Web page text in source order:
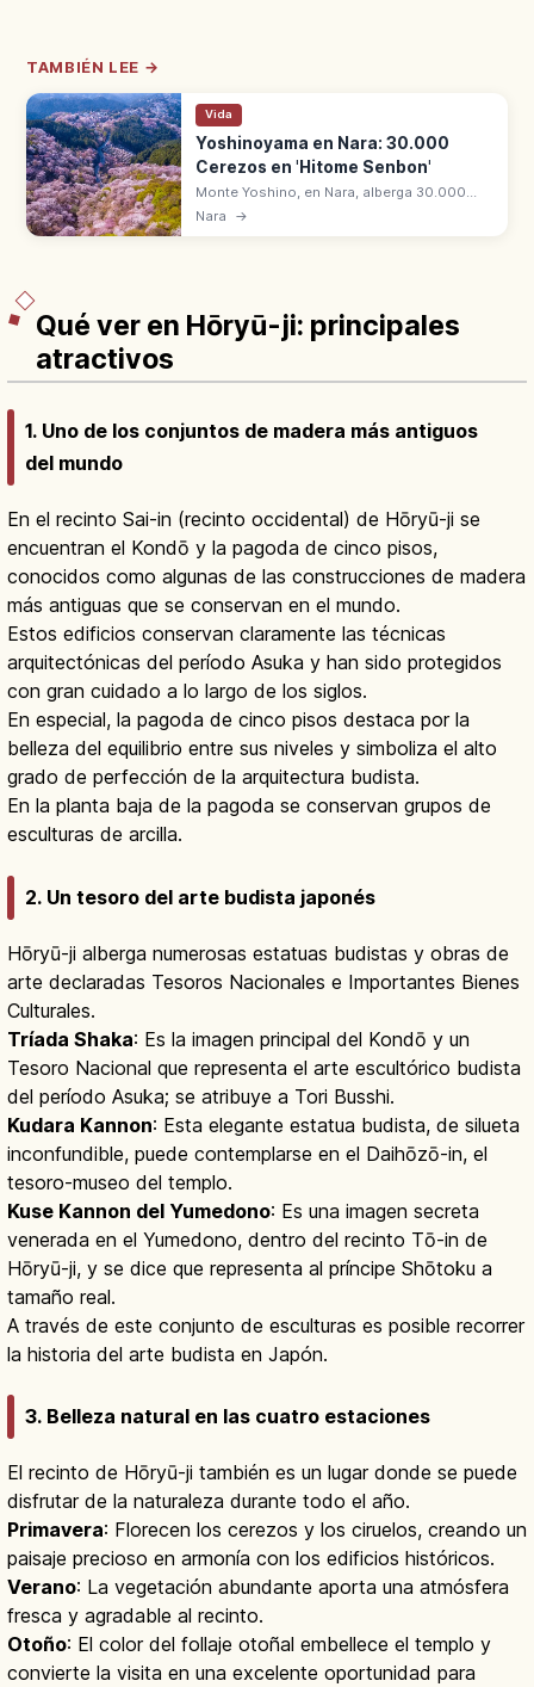
TAMBIÉN LEE →
Vida
Yoshinoyama en Nara: 30.000
Cerezos en 'Hitome Senbon'
Monte Yoshino, en Nara, alberga 30.000
cerezos shiroyamazakura con la vista
Nara →
Qué ver en Hōryū-ji: principales
atractivos
1. Uno de los conjuntos de madera más antiguos
del mundo
En el recinto Sai-in (recinto occidental) de Hōryū-ji se
encuentran el Kondō y la pagoda de cinco pisos,
conocidos como algunas de las construcciones de madera
más antiguas que se conservan en el mundo.
Estos edificios conservan claramente las técnicas
arquitectónicas del período Asuka y han sido protegidos
con gran cuidado a lo largo de los siglos.
En especial, la pagoda de cinco pisos destaca por la
belleza del equilibrio entre sus niveles y simboliza el alto
grado de perfección de la arquitectura budista.
En la planta baja de la pagoda se conservan grupos de
esculturas de arcilla.
2. Un tesoro del arte budista japonés
Hōryū-ji alberga numerosas estatuas budistas y obras de
arte declaradas Tesoros Nacionales e Importantes Bienes
Culturales.
Tríada Shaka: Es la imagen principal del Kondō y un
Tesoro Nacional que representa el arte escultórico budista
del período Asuka; se atribuye a Tori Busshi.
Kudara Kannon: Esta elegante estatua budista, de silueta
inconfundible, puede contemplarse en el Daihōzō-in, el
tesoro-museo del templo.
Kuse Kannon del Yumedono: Es una imagen secreta
venerada en el Yumedono, dentro del recinto Tō-in de
Hōryū-ji, y se dice que representa al príncipe Shōtoku a
tamaño real.
A través de este conjunto de esculturas es posible recorrer
la historia del arte budista en Japón.
3. Belleza natural en las cuatro estaciones
El recinto de Hōryū-ji también es un lugar donde se puede
disfrutar de la naturaleza durante todo el año.
Primavera: Florecen los cerezos y los ciruelos, creando un
paisaje precioso en armonía con los edificios históricos.
Verano: La vegetación abundante aporta una atmósfera
fresca y agradable al recinto.
Otoño: El color del follaje otoñal embellece el templo y
convierte la visita en una excelente oportunidad para